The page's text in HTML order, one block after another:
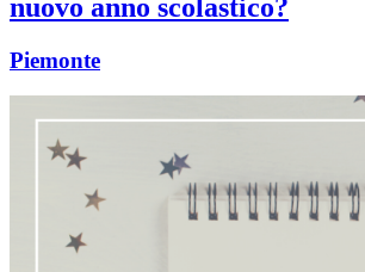
nuovo anno scolastico?
Piemonte